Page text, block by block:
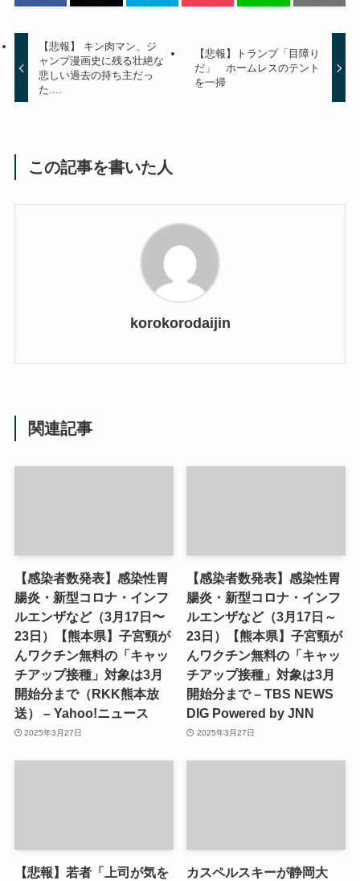
【悲報】 キン肉マン、ジ
ャンプ漫画史に残る壮絶な
悲しい過去の持ち主だっ
た....
【悲報】トランプ「目障り
だ」 ホームレスのテント
を一掃
この記事を書いた人
korokorodaijin
関連記事
【感染者数発表】感染性胃
腸炎・新型コロナ・インフ
ルエンザなど（3月17日〜
23日）【熊本県】子宮頸が
んワクチン無料の「キャッ
チアップ接種」対象は3月
開始分まで（RKK熊本放
送） – Yahoo!ニュース
2025年3月27日
【感染者数発表】感染性胃
腸炎・新型コロナ・インフ
ルエンザなど（3月17日～
23日）【熊本県】子宮頸が
んワクチン無料の「キャッ
チアップ接種」対象は3月
開始分まで – TBS NEWS
DIG Powered by JNN
2025年3月27日
【悲報】若者「上司が気を
カスペルスキーが静岡大